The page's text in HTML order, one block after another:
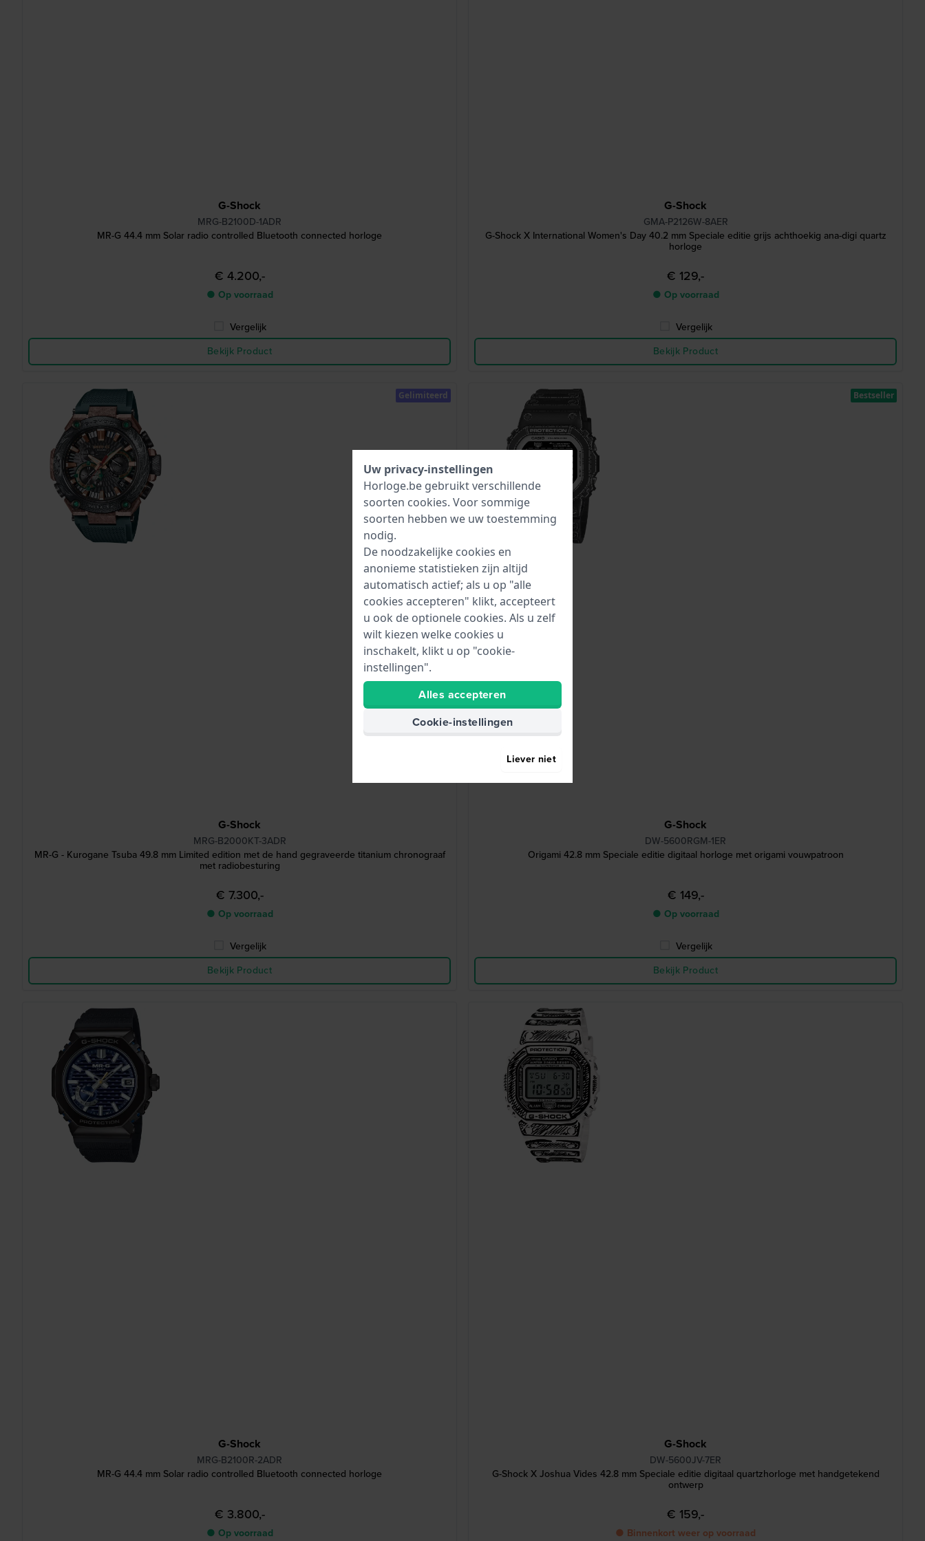
G-Shock
MRG-B2100D-1ADR
MR-G 44.4 mm Solar radio controlled Bluetooth connected horloge
€ 4.200,-
● Op voorraad
Vergelijk
Bekijk Product
G-Shock
GMA-P2126W-8AER
G-Shock X International Women's Day 40.2 mm Speciale editie grijs achthoekig ana-digi quartz
horloge
€ 129,-
● Op voorraad
Vergelijk
Bekijk Product
G-Shock
MRG-B2000KT-3ADR
MR-G - Kurogane Tsuba 49.8 mm Limited edition met de hand gegraveerde titanium chronograaf
met radiobesturing
€ 7.300,-
● Op voorraad
Vergelijk
Bekijk Product
Gelimiteerd
G-Shock
DW-5600RGM-1ER
Origami 42.8 mm Speciale editie digitaal horloge met origami vouwpatroon
€ 149,-
● Op voorraad
Vergelijk
Bekijk Product
Bestseller
G-Shock
MRG-B2100R-2ADR
MR-G 44.4 mm Solar radio controlled Bluetooth connected horloge
€ 3.800,-
● Op voorraad
G-Shock
DW-5600JV-7ER
G-Shock X Joshua Vides 42.8 mm Speciale editie digitaal quartzhorloge met handgetekend
ontwerp
€ 159,-
● Binnenkort weer op voorraad
Uw privacy-instellingen
Horloge.be gebruikt verschillende
soorten cookies. Voor sommige
soorten hebben we uw toestemming
nodig.
De noodzakelijke cookies en
anonieme statistieken zijn altijd
automatisch actief; als u op "alle
cookies accepteren" klikt, accepteert
u ook de optionele cookies. Als u zelf
wilt kiezen welke cookies u
inschakelt, klikt u op "cookie-
instellingen".
Alles accepteren
Cookie-instellingen
Liever niet